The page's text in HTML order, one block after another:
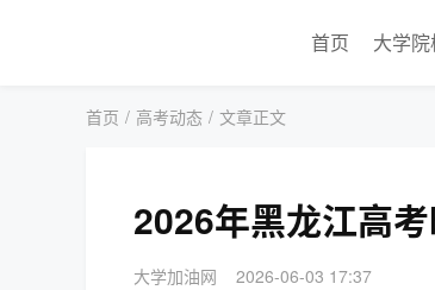
首页 大学
首页 / 高考动态 / 文章正文
2026年黑龙江高
大学加油网 2026-06-03 17:37